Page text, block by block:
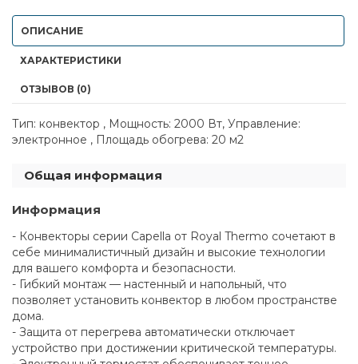
ОПИСАНИЕ
ХАРАКТЕРИСТИКИ
ОТЗЫВОВ (0)
Тип: конвектор , Мощность: 2000 Вт, Управление:
электронное , Площадь обогрева: 20 м2
Общая информация
Информация
- Конвекторы серии Capella от Royal Thermo сочетают в
себе минималистичный дизайн и высокие технологии
для вашего комфорта и безопасности.
- Гибкий монтаж — настенный и напольный, что
позволяет установить конвектор в любом пространстве
дома.
- Защита от перегрева автоматически отключает
устройство при достижении критической температуры.